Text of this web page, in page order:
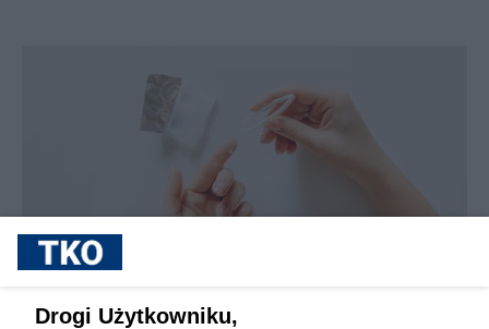
Jak rozpoznać, że soczewki kontaktowe są
Drogi Użytkowniku,